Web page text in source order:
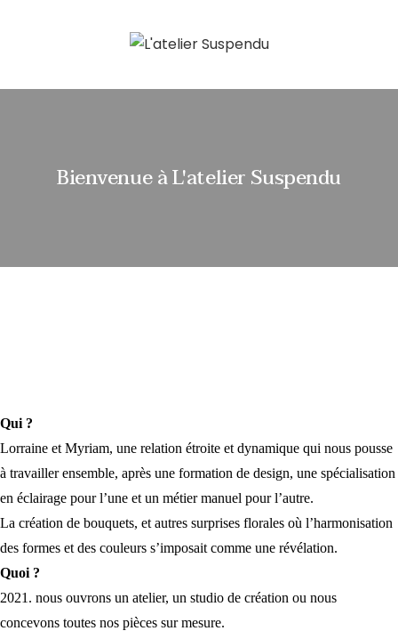
Bienvenue à L'atelier Suspendu
Qui ?
Lorraine et Myriam, une relation étroite et dynamique qui nous pousse
à travailler ensemble, après une formation de design, une spécialisation
en éclairage pour l’une et un métier manuel pour l’autre.
La création de bouquets, et autres surprises florales où l’harmonisation
des formes et des couleurs s’imposait comme une révélation.
Quoi ?
2021. nous ouvrons un atelier, un studio de création ou nous
concevons toutes nos pièces sur mesure.